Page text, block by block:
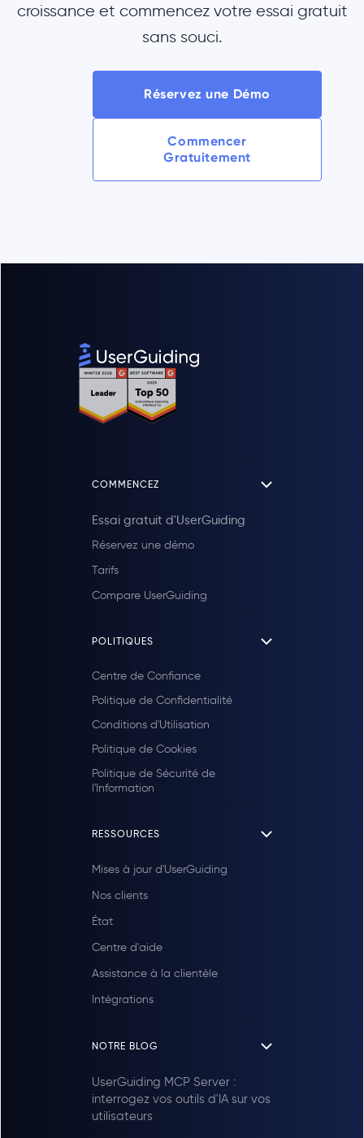
croissance et commencez votre essai gratuit
sans souci.
Réservez une Démo
Commencer
Gratuitement
COMMENCEZ
Essai gratuit d'UserGuiding
Réservez une démo
Tarifs
Compare UserGuiding
POLITIQUES
Centre de Confiance
Politique de Confidentialité
Conditions d'Utilisation
Politique de Cookies
Politique de Sécurité de
l'Information
RESSOURCES
Mises à jour d'UserGuiding
Nos clients
État
Centre d'aide
Assistance à la clientèle
Intégrations
NOTRE BLOG
UserGuiding MCP Server :
interrogez vos outils d'IA sur vos
utilisateurs